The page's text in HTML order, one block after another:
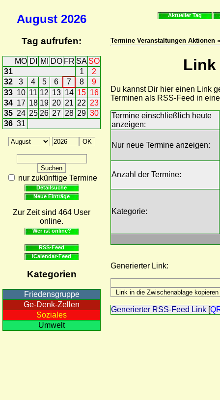
August 2026
Tag aufrufen:
MO DI MI DO FR SA SO
31
1
2
32
3 4 5 6 7 8
9
33 10 11 12 13 14 15 16
34 17 18 19 20 21 22 23
35 24 25 26 27 28 29 30
36 31
nur zukünftige Termine
Detailsuche
Neue Einträge
Zur Zeit sind 464 User
online.
Wer ist online?
RSS-Feed
iCalendar-Feed
Kategorien
Friedensgruppe
Ge-Denk-Zellen
Soziales
Umwelt
Aktueller Tag
Termine Veranstaltungen Aktionen
Link
Du kannst Dir hier einen Link
Terminen als RSS-Feed in
Termine einschließlich heute
anzeigen:
Nur neue Termine anzeigen:
Anzahl der Termine:
Kategorie:
Generierter Link:
Generierter RSS-Feed Link [